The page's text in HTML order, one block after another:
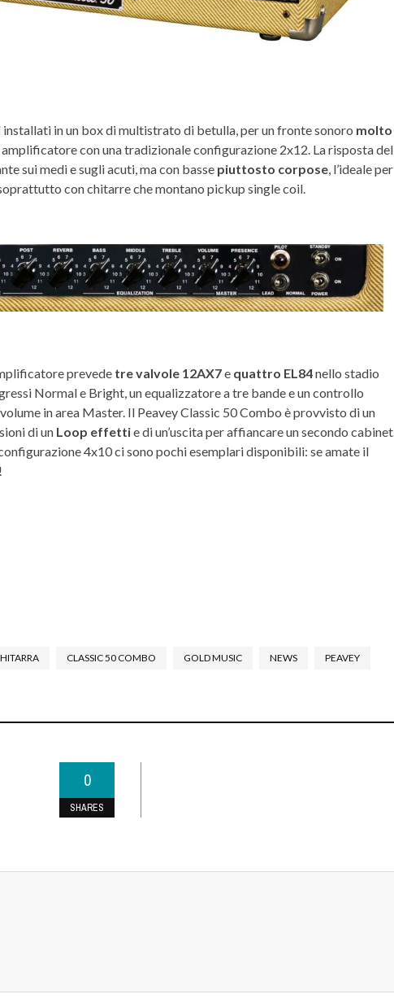
installati in un box di multistrato di betulla, per un fronte sonoro molto
con una tradizionale configurazione 2x12. La risposta del
sui medi e sugli acuti, ma con basse piuttosto corpose, l’ideale per
con chitarre che montano pickup single coil.
prevede tre valvole 12AX7e quattro EL84nello stadio
Normal e Bright, un equalizzatore a tre bande e un controllo
in area Master. Il Peavey Classic 50 Combo è provvisto di un
di un Loop effettie di un’uscita per affiancare un secondo cabinet.
4x10 ci sono pochi esemplari disponibili: se amate il
CLASSIC 50 COMBO GOLD MUSIC NEWS PEAVEY
0
SHARES